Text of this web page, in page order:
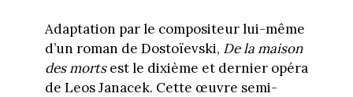
Adaptation par le compositeur lui-même
d’un roman de Dostoïevski, De la maison
des mortsest le dixième et dernier opéra
de Leos Janacek. Cette œuvre semi-